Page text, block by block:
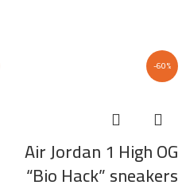
-60%
Air Jordan 1 High OG
“Bio Hack” sneakers